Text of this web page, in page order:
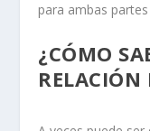
para ambas
¿CÓMO
RELACIÓN